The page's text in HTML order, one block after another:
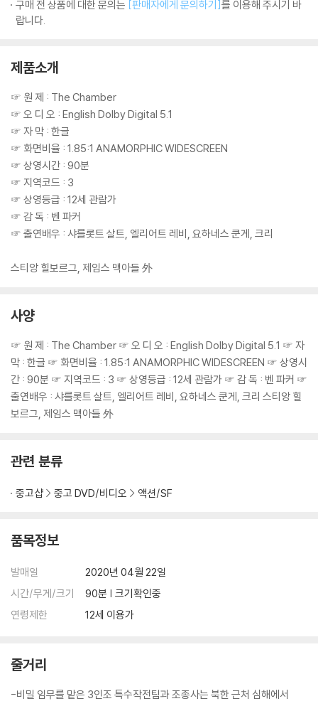
구매 전 상품에 대한 문의는 [판매자에게 문의하기]를 이용해 주시기 바
랍니다.
제품소개
☞ 원 제 : The Chamber
☞ 오 디 오 : English Dolby Digital 5.1
☞ 자 막 : 한글
☞ 화면비율 : 1.85:1 ANAMORPHIC WIDESCREEN
☞ 상영시간 : 90분
☞ 지역코드 : 3
☞ 상영등급 : 12세 관람가
☞ 감 독 : 벤 파커
☞ 출연배우 : 샤를롯트 살트, 엘리어트 레비, 요하네스 쿤게, 크리
스티앙 힐보르그, 제임스 맥아들 外
사양
☞ 원 제 : The Chamber ☞ 오 디 오 : English Dolby Digital 5.1 ☞ 자
막 : 한글 ☞ 화면비율 : 1.85:1 ANAMORPHIC WIDESCREEN ☞ 상영시
간 : 90분 ☞ 지역코드 : 3 ☞ 상영등급 : 12세 관람가 ☞ 감 독 : 벤 파커 ☞
출연배우 : 샤를롯트 살트, 엘리어트 레비, 요하네스 쿤게, 크리 스티앙 힐
보르그, 제임스 맥아들 外
관련 분류
중고샵 중고 DVD/비디오 액션/SF
품목정보
발매일
2020년 04월 22일
시간/무게/크기
90분 | 크기확인중
연령제한
12세 이용가
줄거리
-비밀 임무를 맡은 3인조 특수작전팀과 조종사는 북한 근처 심해에서